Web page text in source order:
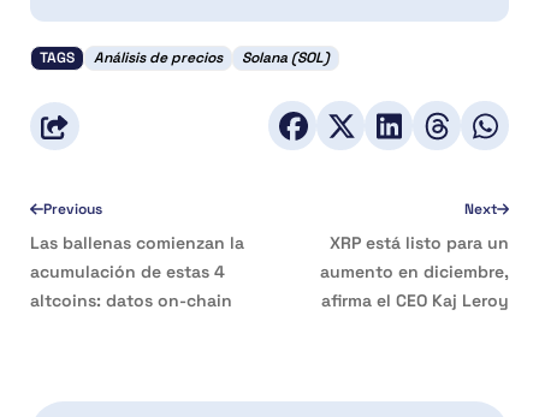
TAGS Análisis de precios Solana (SOL)
Previous
Las ballenas comienzan la
acumulación de estas 4
altcoins: datos on-chain
Next
XRP está listo para un
aumento en diciembre,
afirma el CEO Kaj Leroy